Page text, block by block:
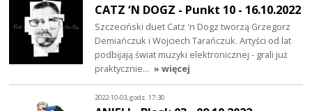
CATZ ‘N DOGZ - Punkt 10 - 16.10.2022
Szczeciński duet Catz 'n Dogz tworzą Grzegorz
Demiańczuk i Wojciech Tarańczuk. Artyści od lat
podbijają świat muzyki elektronicznej - grali już
praktycznie… » więcej
2022-10-03, godz. 17:30